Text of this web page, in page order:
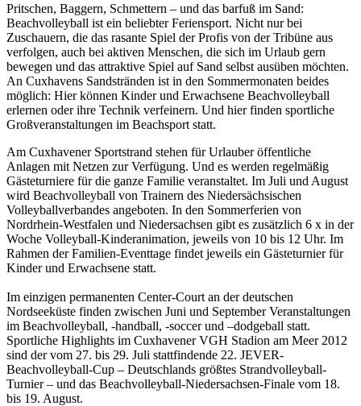
Pritschen, Baggern, Schmettern – und das barfuß im Sand:
Beachvolleyball ist ein beliebter Feriensport. Nicht nur bei
Zuschauern, die das rasante Spiel der Profis von der Tribüne aus
verfolgen, auch bei aktiven Menschen, die sich im Urlaub gern
bewegen und das attraktive Spiel auf Sand selbst ausüben möchten.
An Cuxhavens Sandstränden ist in den Sommermonaten beides
möglich: Hier können Kinder und Erwachsene Beachvolleyball
erlernen oder ihre Technik verfeinern. Und hier finden sportliche
Großveranstaltungen im Beachsport statt.
Am Cuxhavener Sportstrand stehen für Urlauber öffentliche
Anlagen mit Netzen zur Verfügung. Und es werden regelmäßig
Gästeturniere für die ganze Familie veranstaltet. Im Juli und August
wird Beachvolleyball von Trainern des Niedersächsischen
Volleyballverbandes angeboten. In den Sommerferien von
Nordrhein-Westfalen und Niedersachsen gibt es zusätzlich 6 x in der
Woche Volleyball-Kinderanimation, jeweils von 10 bis 12 Uhr. Im
Rahmen der Familien-Eventtage findet jeweils ein Gästeturnier für
Kinder und Erwachsene statt.
Im einzigen permanenten Center-Court an der deutschen
Nordseeküste finden zwischen Juni und September Veranstaltungen
im Beachvolleyball, -handball, -soccer und –dodgeball statt.
Sportliche Highlights im Cuxhavener VGH Stadion am Meer 2012
sind der vom 27. bis 29. Juli stattfindende 22. JEVER-
Beachvolleyball-Cup – Deutschlands größtes Strandvolleyball-
Turnier – und das Beachvolleyball-Niedersachsen-Finale vom 18.
bis 19. August.